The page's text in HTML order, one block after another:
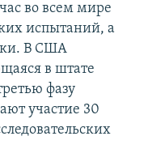
во всем мире
испытаний, а
В США
в штате
фазу
участие 30